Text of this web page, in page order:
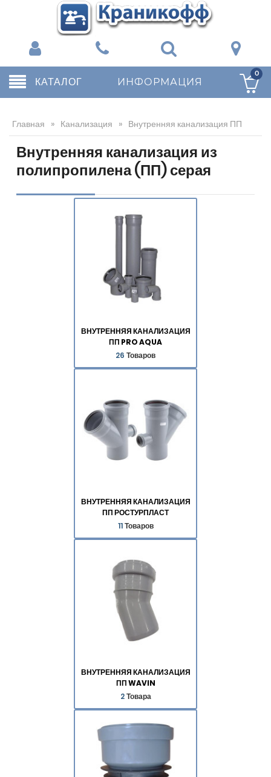
КАТАЛОГ ИНФОРМАЦИЯ
0
Главная » Канализация » Внутренняя канализация ПП
Внутренняя канализация из
полипропилена (ПП) серая
ВНУТРЕННЯЯ КАНАЛИЗАЦИЯ
ПП PRO AQUA
26 Товаров
ВНУТРЕННЯЯ КАНАЛИЗАЦИЯ
ПП РОСТУРПЛАСТ
11Товаров
ВНУТРЕННЯЯ КАНАЛИЗАЦИЯ
ПП WAVIN
2Товара